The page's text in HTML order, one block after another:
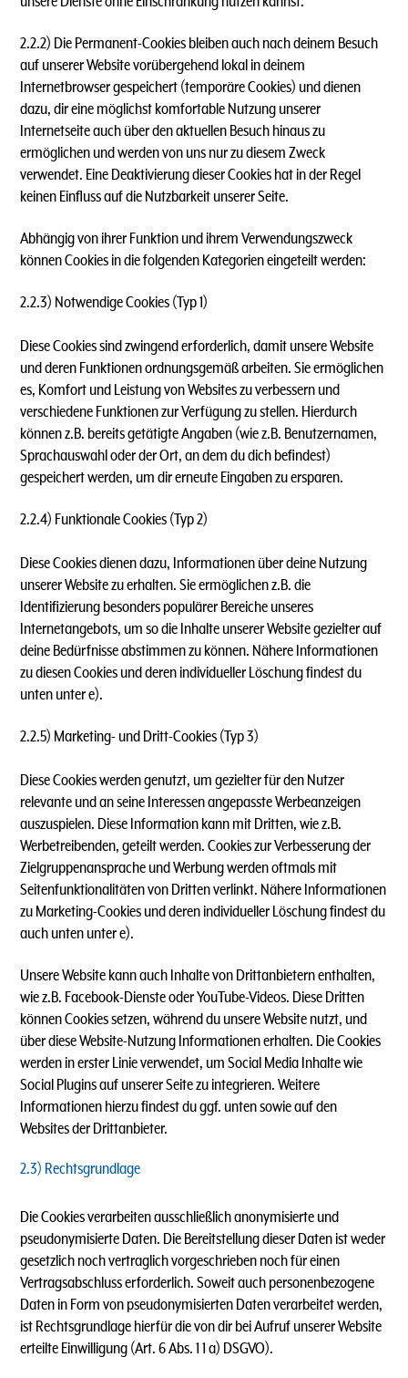
2.2.2) Die Permanent-Cookies bleiben auch nach deinem Besuch
auf unserer Website vorübergehend lokal in deinem
Internetbrowser gespeichert (temporäre Cookies) und dienen
dazu, dir eine möglichst komfortable Nutzung unserer
Internetseite auch über den aktuellen Besuch hinaus zu
ermöglichen und werden von uns nur zu diesem Zweck
verwendet. Eine Deaktivierung dieser Cookies hat in der Regel
keinen Einfluss auf die Nutzbarkeit unserer Seite.
Abhängig von ihrer Funktion und ihrem Verwendungszweck
können Cookies in die folgenden Kategorien eingeteilt werden:
2.2.3) Notwendige Cookies (Typ 1)
Diese Cookies sind zwingend erforderlich, damit unsere Website
und deren Funktionen ordnungsgemäß arbeiten. Sie ermöglichen
es, Komfort und Leistung von Websites zu verbessern und
verschiedene Funktionen zur Verfügung zu stellen. Hierdurch
können z.B. bereits getätigte Angaben (wie z.B. Benutzernamen,
Sprachauswahl oder der Ort, an dem du dich befindest)
gespeichert werden, um dir erneute Eingaben zu ersparen.
2.2.4) Funktionale Cookies (Typ 2)
Diese Cookies dienen dazu, Informationen über deine Nutzung
unserer Website zu erhalten. Sie ermöglichen z.B. die
Identifizierung besonders populärer Bereiche unseres
Internetangebots, um so die Inhalte unserer Website gezielter auf
deine Bedürfnisse abstimmen zu können. Nähere Informationen
zu diesen Cookies und deren individueller Löschung findest du
unten unter e).
2.2.5) Marketing- und Dritt-Cookies (Typ 3)
Diese Cookies werden genutzt, um gezielter für den Nutzer
relevante und an seine Interessen angepasste Werbeanzeigen
auszuspielen. Diese Information kann mit Dritten, wie z.B.
Werbetreibenden, geteilt werden. Cookies zur Verbesserung der
Zielgruppenansprache und Werbung werden oftmals mit
Seitenfunktionalitäten von Dritten verlinkt. Nähere Informationen
zu Marketing-Cookies und deren individueller Löschung findest du
auch unten unter e).
Unsere Website kann auch Inhalte von Drittanbietern enthalten,
wie z.B. Facebook-Dienste oder YouTube-Videos. Diese Dritten
können Cookies setzen, während du unsere Website nutzt, und
über diese Website-Nutzung Informationen erhalten. Die Cookies
werden in erster Linie verwendet, um Social Media Inhalte wie
Social Plugins auf unserer Seite zu integrieren. Weitere
Informationen hierzu findest du ggf. unten sowie auf den
Websites der Drittanbieter.
2.3) Rechtsgrundlage
Die Cookies verarbeiten ausschließlich anonymisierte und
pseudonymisierte Daten. Die Bereitstellung dieser Daten ist weder
gesetzlich noch vertraglich vorgeschrieben noch für einen
Vertragsabschluss erforderlich. Soweit auch personenbezogene
Daten in Form von pseudonymisierten Daten verarbeitet werden,
ist Rechtsgrundlage hierfür die von dir bei Aufruf unserer Website
erteilte Einwilligung (Art. 6 Abs. 1 1 a) DSGVO).